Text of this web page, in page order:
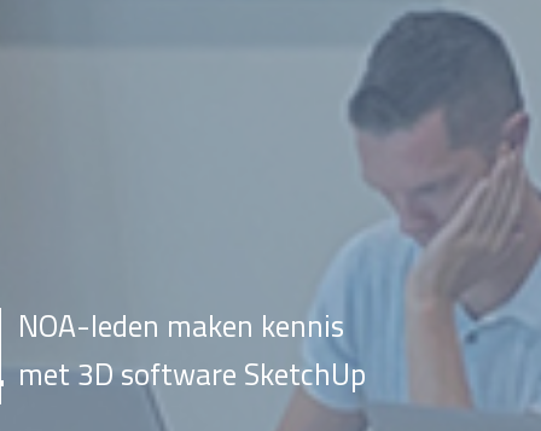
NOA-leden maken kennis
met 3D software SketchUp